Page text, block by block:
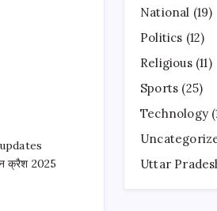
क्रैश 2025
National (19)
Politics (12)
Religious(11)
Sports (25)
Technology
Uttar